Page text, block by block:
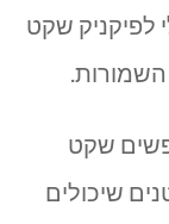
לפיקניק שקט
השמורות.
שקט
שיכולים